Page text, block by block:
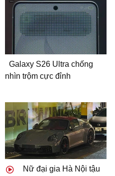
Galaxy S26 Ultra chống
nhìn trộm cực đỉnh
Nữ đại gia Hà Nội tậu